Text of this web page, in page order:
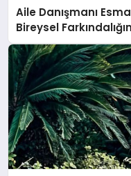
Aile Danışmanı
Bireysel
Anlatıyor